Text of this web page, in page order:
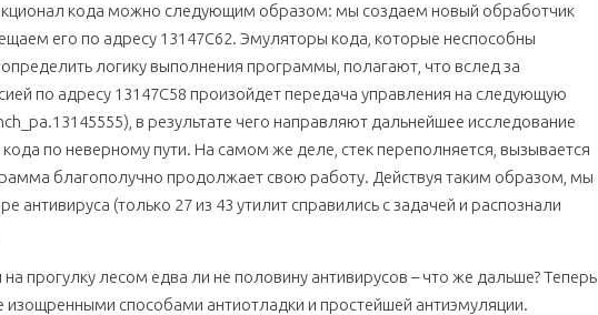
кода можно следующим образом: мы создаем новый обработчик
его по адресу 13147C62. Эмуляторы кода, которые неспособны
логику выполнения программы, полагают, что вслед за
по адресу 13147C58 произойдет передача управления на следующую
в результате чего направляют дальнейшее исследование
по неверному пути. На самом же деле, стек переполняется, вызывается
благополучно продолжает свою работу. Действуя таким образом, мы
антивируса (только 27 из 43 утилит справились с задачей и распознали
прогулку лесом едва ли не половину антивирусов – что же дальше? Теперь
способами антиотладки и простейшей антиэмуляции.